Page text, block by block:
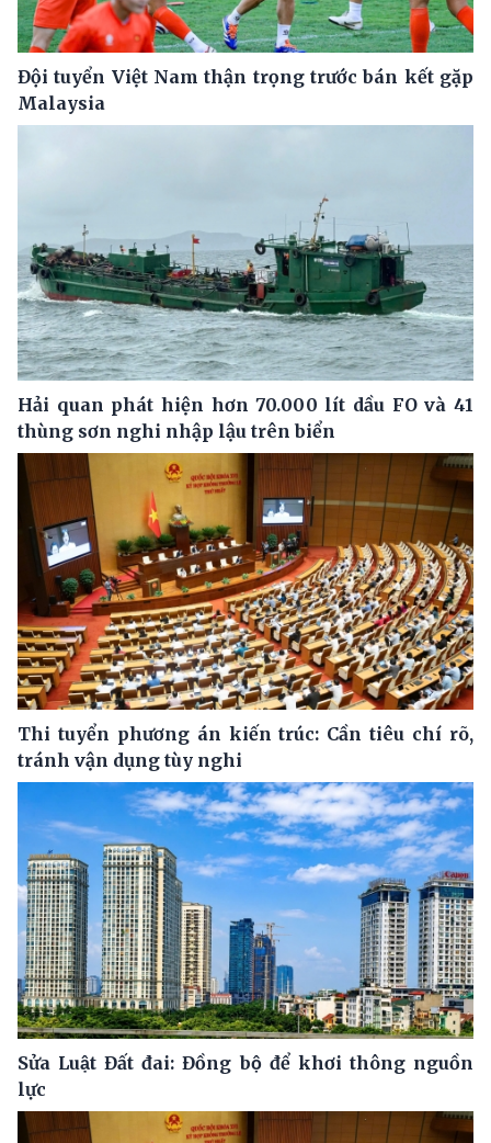
Đội tuyển Việt Nam thận trọng trước bán kết gặp
Malaysia
Hải quan phát hiện hơn 70.000 lít dầu FO và 41
thùng sơn nghi nhập lậu trên biển
Thi tuyển phương án kiến trúc: Cần tiêu chí rõ,
tránh vận dụng tùy nghi
Sửa Luật Đất đai: Đồng bộ để khơi thông nguồn
lực